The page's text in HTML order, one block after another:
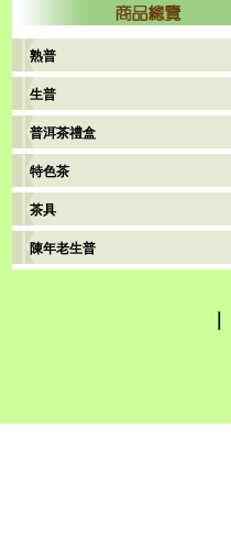
熟普
生普
普洱茶禮盒
特色茶
茶具
陳年老生普